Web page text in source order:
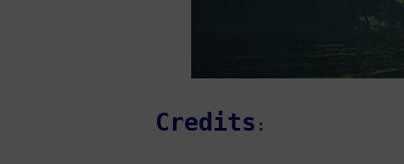
Credits :